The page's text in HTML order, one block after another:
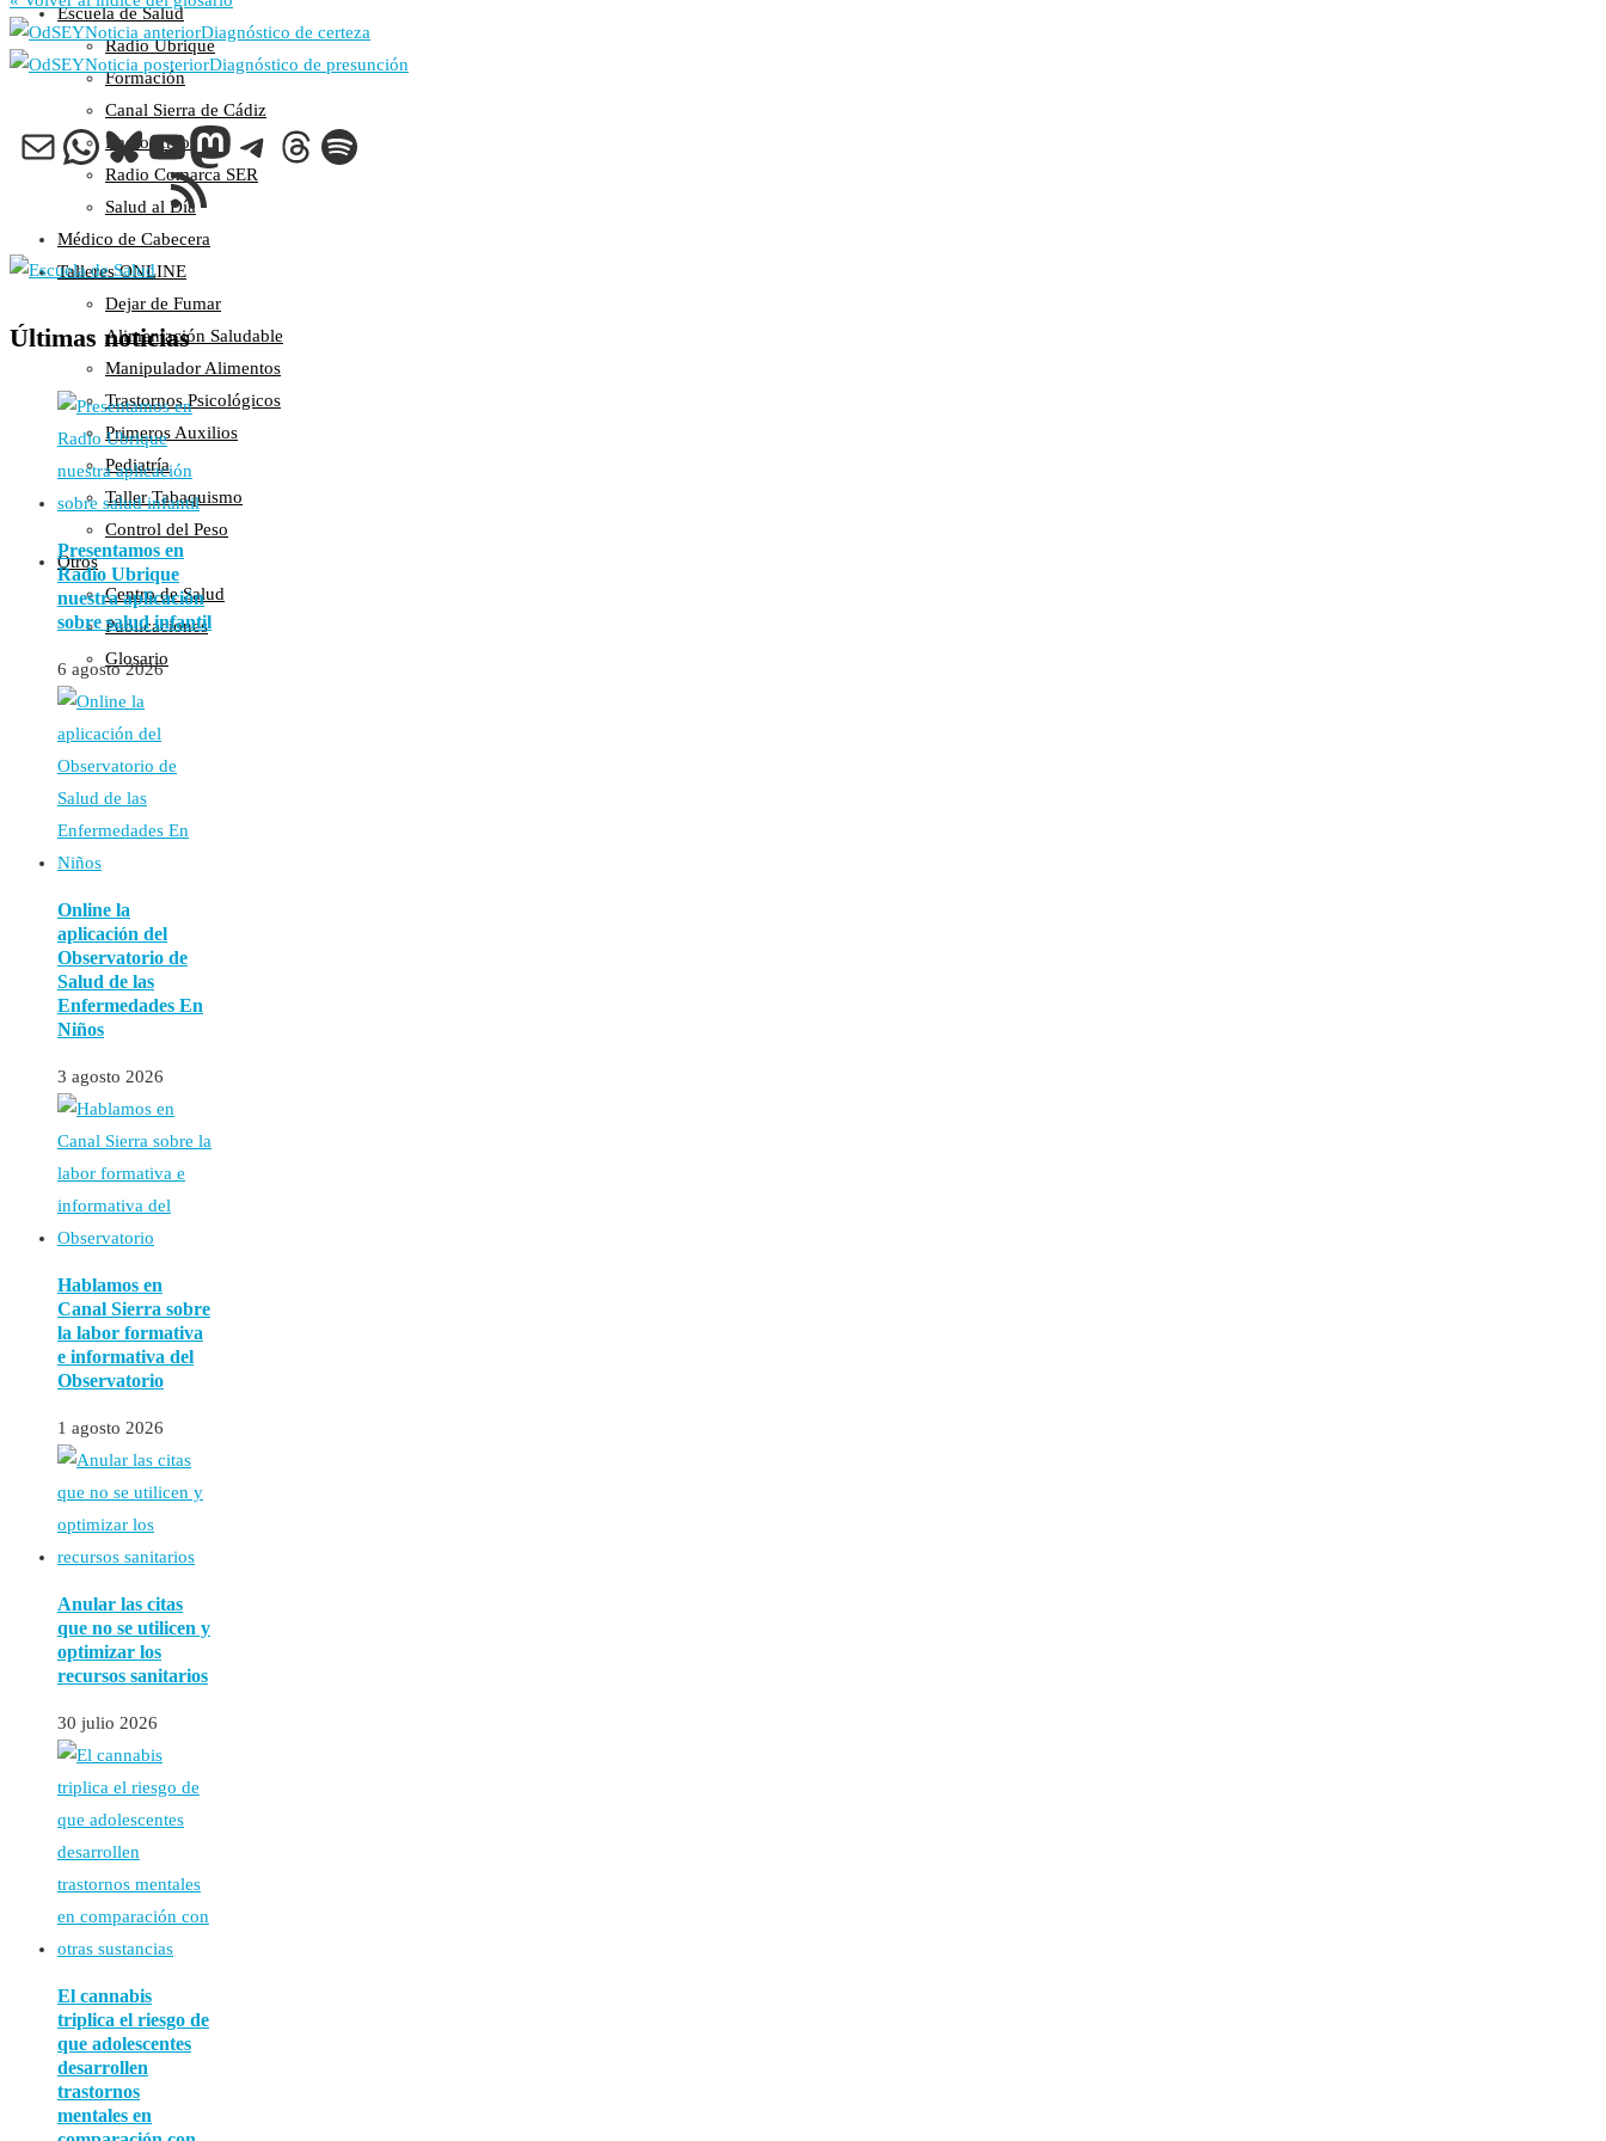
Colaboraciones
Cartas al Director
Medios de Comunicación
Otros
Vídeos
Audio
Cara Oscura Sanidad
Humor
Cal y Arena
Una de Cal
Y otra de Arena
Noticias Sanitarias
Enlaces
Newsletter
Escuela de Salud
Radio Ubrique
Formación
Canal Sierra de Cádiz
Radio Arcos
Radio Comarca SER
Salud al Día
Médico de Cabecera
Talleres ONLINE
Dejar de Fumar
Alimentación Saludable
Manipulador Alimentos
Trastornos Psicológicos
Primeros Auxilios
Pediatría
Taller Tabaquismo
Control del Peso
Otros
Centro de Salud
Publicaciones
Glosario
Noticia anteriorDiagnóstico de certeza
Noticia posteriorDiagnóstico de presunción
Correo electrónico
WhatsApp
Bluesky
YouTube
Mastodon
Telegram
Threads
Spotify
Feed RSS
Últimas noticias
Presentamos en
Radio Ubrique
nuestra aplicación
sobre salud infantil
6 agosto 2026
Online la
aplicación del
Observatorio de
Salud de las
Enfermedades En
Niños
3 agosto 2026
Hablamos en
Canal Sierra sobre
la labor formativa
e informativa del
Observatorio
1 agosto 2026
Anular las citas
que no se utilicen y
optimizar los
recursos sanitarios
30 julio 2026
El cannabis
triplica el riesgo de
que adolescentes
desarrollen
trastornos
mentales en